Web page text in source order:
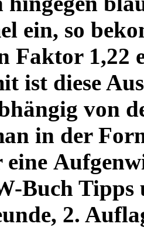
ein, so
Faktor 1,22
ist diese
von
in der
eine
Buch Tipps
2.